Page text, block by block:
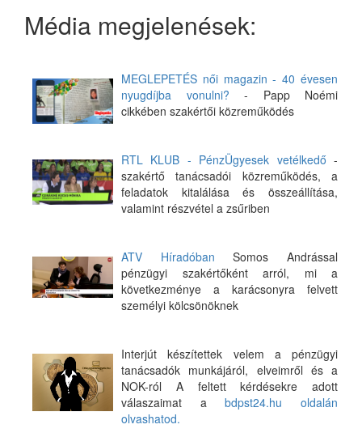
Média megjelenések:
MEGLEPETÉS női magazin - 40 évesen
nyugdíjba vonulni? - Papp Noémi
cikkében szakértői közreműködés
RTL KLUB - PénzÜgyesek vetélkedő -
szakértő tanácsadói közreműködés, a
feladatok kitalálása és összeállítása,
valamint részvétel a zsűriben
ATV Híradóban Somos Andrással
pénzügyi szakértőként arról, mi a
következménye a karácsonyra felvett
személyi kölcsönöknek
Interjút készítettek velem a pénzügyi
tanácsadók munkájáról, elveimről és a
NOK-ról A feltett kérdésekre adott
válaszaimat abdpst24.hu oldalán
olvashatod.